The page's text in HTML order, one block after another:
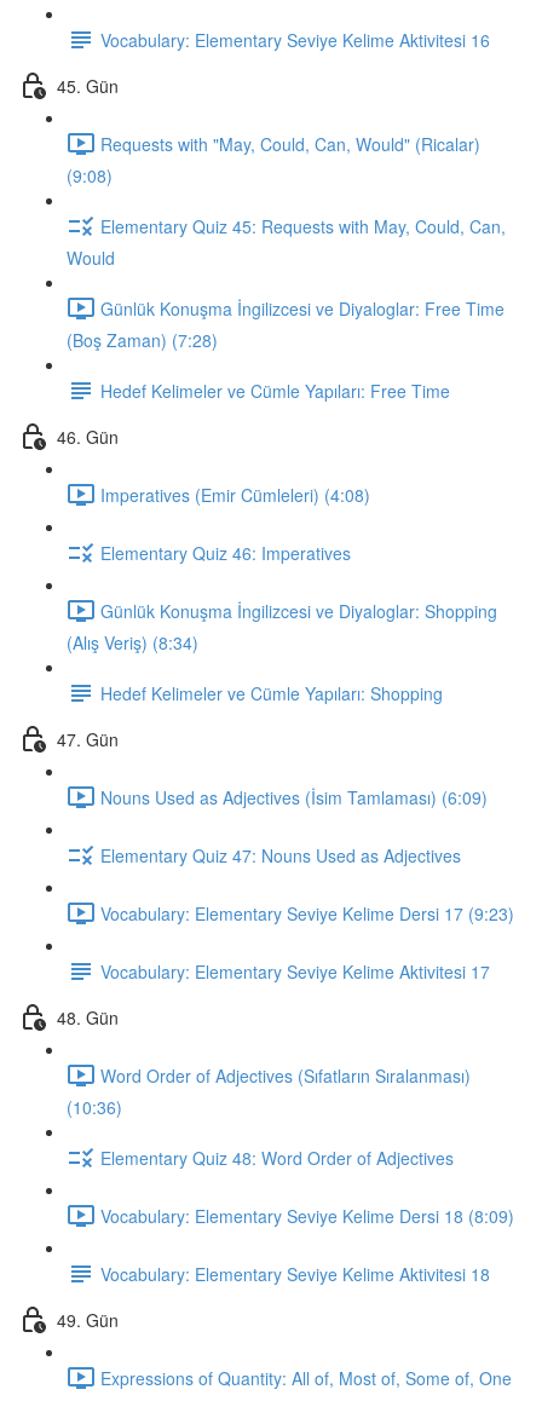
Vocabulary: Elementary Seviye Kelime Aktivitesi 16
45. Gün
Requests with "May, Could, Can, Would" (Ricalar)
(9:08)
Elementary Quiz 45: Requests with May, Could, Can,
Would
Günlük Konuşma İngilizcesi ve Diyaloglar: Free Time
(Boş Zaman) (7:28)
Hedef Kelimeler ve Cümle Yapıları: Free Time
46. Gün
Imperatives (Emir Cümleleri) (4:08)
Elementary Quiz 46: Imperatives
Günlük Konuşma İngilizcesi ve Diyaloglar: Shopping
(Alış Veriş) (8:34)
Hedef Kelimeler ve Cümle Yapıları: Shopping
47. Gün
Nouns Used as Adjectives (İsim Tamlaması) (6:09)
Elementary Quiz 47: Nouns Used as Adjectives
Vocabulary: Elementary Seviye Kelime Dersi 17 (9:23)
Vocabulary: Elementary Seviye Kelime Aktivitesi 17
48. Gün
Word Order of Adjectives (Sıfatların Sıralanması)
(10:36)
Elementary Quiz 48: Word Order of Adjectives
Vocabulary: Elementary Seviye Kelime Dersi 18 (8:09)
Vocabulary: Elementary Seviye Kelime Aktivitesi 18
49. Gün
Expressions of Quantity: All of, Most of, Some of, One